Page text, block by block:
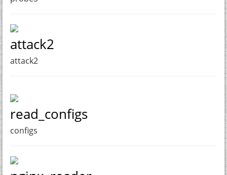
attack2
attack2
read_configs
configs